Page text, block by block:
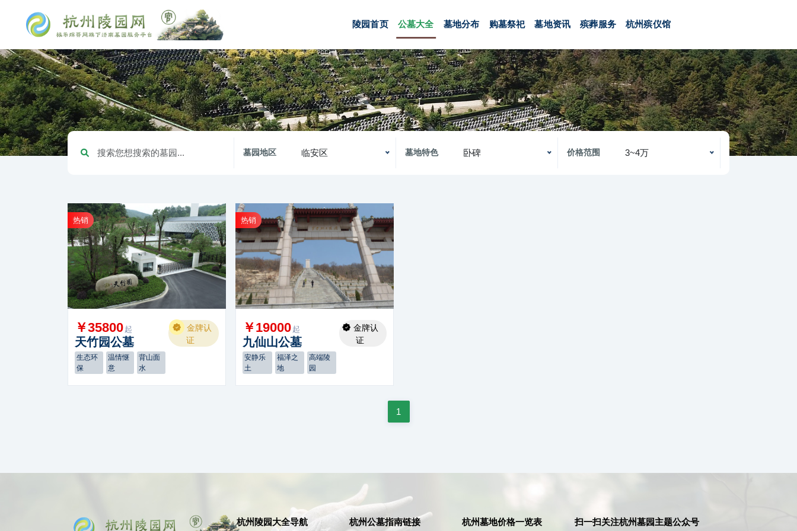
陵园首页 公墓大全 墓地分布 购墓祭祀 墓地资讯 殡葬服务 杭州殡仪馆
墓园地区 临安区 墓地特色 卧碑 价格范围 3~4万
热销
￥35800 起
天竹园公墓
生态环
保
温情惬
意
背山面
水
金牌认
证
热销
￥19000 起
九仙山公墓
安静乐
土
福泽之
地
高端陵
园
金牌认
证
1
杭州陵园大全导航 杭州公墓指南链接 杭州墓地价格一览表 扫一扫关注杭州墓园主题公众号